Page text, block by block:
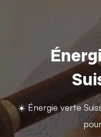
☀️ Énergie verte